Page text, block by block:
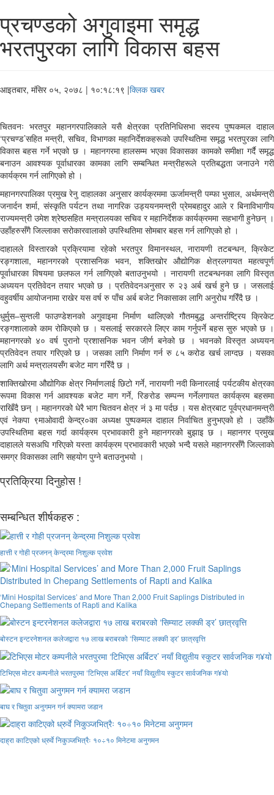
प्रचण्डको अगुवाइमा समृद्ध
भरतपुुरका लागि विकास बहस
आइतबार, मंसिर ०५, २०७८ | १०:१८:१९ |क्लिक खबर
चितवनः भरतपुर महानगरपालिकाले यसै क्षेत्रका प्रतिनिधिसभा सदस्य पुष्पकमल दाहाल
‘प्रचण्ड’सहित मन्त्री, सचिव, विभागका महानिर्देशकहरूको उपस्थितिमा समृद्ध भरतपुरका लागि
विकास बहस गर्ने भएको छ । महानगरमा हालसम्म भएका विकासका कामको समीक्षा गर्दै समृद्ध
बनाउन आवश्यक पूर्वाधारका कामका लागि सम्बन्धित मन्त्रीहरूले प्रतिबद्धता जनाउने गरी
कार्यक्रम गर्न लागिएको हो ।
महानगरपालिका प्रमुख रेनु दाहालका अनुसार कार्यक्रममा ऊर्जामन्त्री पम्फा भुसाल, अर्थमन्त्री
जनार्दन शर्मा, संस्कृति पर्यटन तथा नागरिक उड्ययनमन्त्री प्रेमबहादुर आले र बिनाविभागीय
राज्यमन्त्री उमेश श्रेष्ठसहित मन्त्रालयका सचिव र महानिर्देशक कार्यक्रममा सहभागी हुनेछन् ।
उहाँहरुसँगै जिल्लाका सरोकारवालाको उपस्थितिमा सोमबार बहस गर्न लागिएको हो ।
दाहालले विस्तारको प्रक्रियामा रहेको भरतपुर विमानस्थल, नारायणी तटबन्धन, क्रिकेट
रङ्गशाला, महानगरको प्रशासनिक भवन, शक्तिखोर औद्योगिक क्षेत्रलगायत महत्वपूर्ण
पूर्वाधारका विषयमा छलफल गर्न लागिएको बताउनुभयो । नारायणी तटबन्धनका लागि विस्तृत
अध्ययन प्रतिवेदन तयार भएको छ । प्रतिवेदनअनुसार रु २३ अर्ब खर्च हुने छ । जसलाई
वहुवर्षीय आयोजनामा राखेर यस वर्ष रु पाँच अर्ब बजेट निकासाका लागि अनुरोध गरिँदै छ ।
धुर्मुस–सुन्तली फाउण्डेशनको अगुवाइमा निर्माण थालिएको गौतमबुद्ध अन्तर्राष्ट्रिय क्रिकेट
रङ्गशालाको काम रोकिएको छ । यसलाई सरकारले लिएर काम गर्नुपर्ने बहस सुरु भएको छ ।
महानगरको ४० वर्ष पुरानो प्रशासनिक भवन जीर्ण बनेको छ । भवनको विस्तृत अध्ययन
प्रतिवेदन तयार गरिएको छ । जसका लागि निर्माण गर्न रु ८५ करोड खर्च लाग्दछ । यसका
लागि अर्थ मन्त्रालयसँग बजेट माग गरिँदै छ ।
शाक्तिखोरमा औद्योगिक क्षेत्र निर्माणलाई छिटो गर्ने, नारायणी नदी किनारलाई पर्यटकीय क्षेत्रका
रूपमा विकास गर्न आवश्यक बजेट माग गर्ने, रिङरोड सम्पन्न गर्नेलगायत कार्यक्रम बहसमा
राखिँदै छन् । महानगरको धेरै भाग चितवन क्षेत्र नं ३ मा पर्दछ । यस क्षेत्रबाट पूर्वप्रधानमन्त्री
एवं नेकपा ९माओवादी केन्द्र०का अध्यक्ष पुष्पकमल दाहाल निर्वाचित हुनुभएको हो । उहाँकै
उपस्थितिमा बहस गर्दा कार्यक्रम प्रभावकारी हुने महानगरको बुझाइ छ । महानगर प्रमुख
दाहालले यसअघि गरिएको यस्ता कार्यक्रम प्रभावकारी भएको भन्दै यसले महानगरसँगै जिल्लाको
समग्र विकासका लागि सहयोग पुग्ने बताउनुभयो ।
प्रतिक्रिया दिनुहोस !
सम्बन्धित शीर्षकहरु :
हात्ती र गोही प्रजनन् केन्द्रमा निशुल्क प्रवेश
‘Mini Hospital Services’ and More Than 2,000 Fruit Saplings Distributed in
Chepang Settlements of Rapti and Kalika
बोस्टन इन्टरनेशनल कलेजद्वारा १७ लाख बराबरको ‘सिम्याट लक्की ड्र’ छात्रवृत्ति
टिभिएस मोटर कम्पनीले भरतपुरमा ‘टिभिएस अर्बिटर’ नयाँ विद्युतीय स्कुटर सार्वजनिक ग¥यो
बाघ र चितुवा अनुगमन गर्न क्यामरा जडान
दाह्रा काटिएको ध्रुर्वे निकुञ्जभित्रैः १०÷१० मिनेटमा अनुगमन